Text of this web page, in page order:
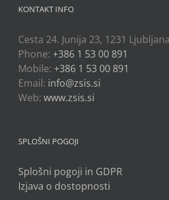
KONTAKT INFO
Cesta 24. Junija 23, 1231
Phone: +386 1 53 00 891
Mobile: +386 1 53 00 891
Email: info@zsis.si
Web: www.zsis.si
SPLOŠNI POGOJI
Splošni pogoji in GDPR
Izjava o dostopnosti